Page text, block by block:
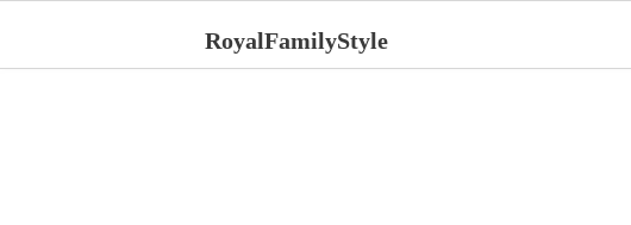
RoyalFamilyStyle